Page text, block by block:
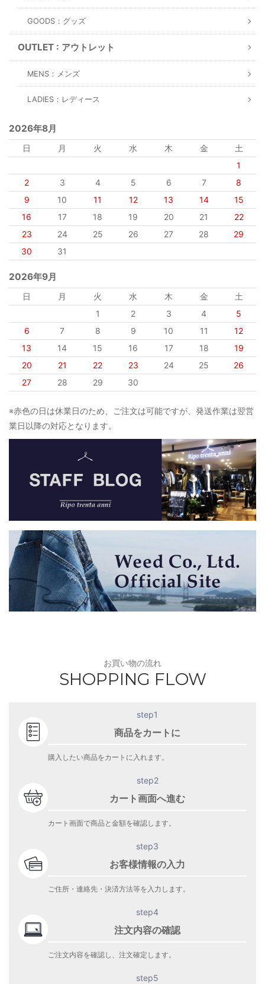
GOODS：グッズ
OUTLET : アウトレット
MENS：メンズ
LADIES：レディース
2026年8月
日 月 火 水 木 金
土
1
2
3 4 5 6 7
8
9
10 11 12 13 14
15
16
17 18 19 20 21
22
23
24 25 26 27 28
29
30
31
2026年9月
日 月 火 水 木 金
土
1
2 3 4
5
6
7 8 9 10 11
12
13
14 15 16 17 18
19
20
21 22 23 24 25
26
27
28 29 30
※赤色の日は休業日のため、ご注文は可能ですが、発送作業は翌営
業日以降の対応となります。
お買い物の流れ
SHOPPING FLOW
step1
商品をカートに
購入したい商品をカートに入れます。
step2
カート画面へ進む
カート画面で商品と金額を確認します。
step3
お客様情報の入力
ご住所・連絡先・決済方法等を入力します。
step4
注文内容の確認
ご注文内容を確認し、注文確定します。
step5